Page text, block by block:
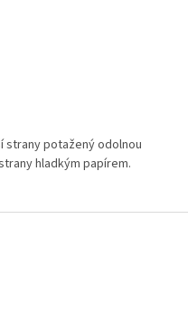
strany potažený odolnou
hladkým papírem.